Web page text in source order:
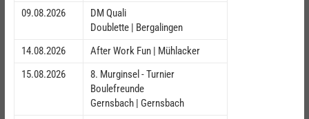
09.08.2026
DM Quali
Doublette | Bergalingen
14.08.2026
After Work Fun | Mühlacker
15.08.2026
8. Murginsel - Turnier
Boulefreunde
Gernsbach | Gernsbach